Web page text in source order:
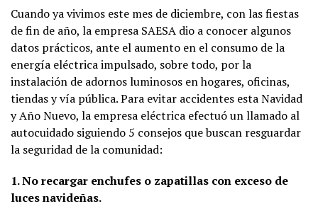
Cuando ya vivimos este mes de diciembre, con las fiestas
de fin de año, la empresa SAESA dio a conocer algunos
datos prácticos, ante el aumento en el consumo de la
energía eléctrica impulsado, sobre todo, por la
instalación de adornos luminosos en hogares, oficinas,
tiendas y vía pública. Para evitar accidentes esta Navidad
y Año Nuevo, la empresa eléctrica efectuó un llamado al
autocuidado siguiendo 5 consejos que buscan resguardar
la seguridad de la comunidad:
1. No recargar enchufes o zapatillas con exceso de
luces navideñas.